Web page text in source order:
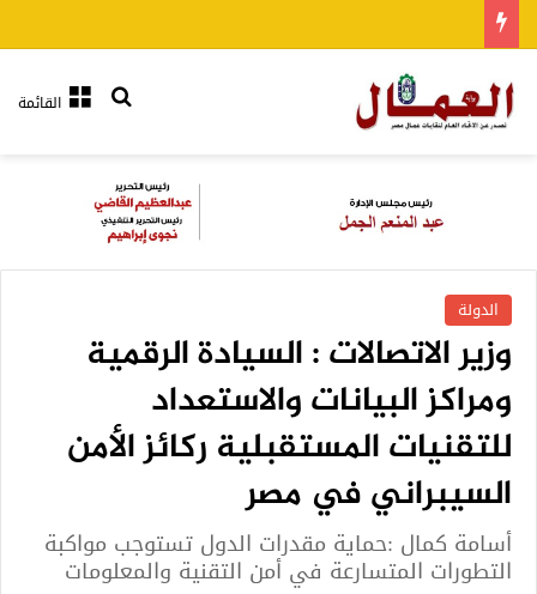
القائمةبحث عن
الدولة
وزير الاتصالات : السيادة الرقمية
ومراكز البيانات والاستعداد
للتقنيات المستقبلية ركائز الأمن
السيبراني في مصر
أسامة كمال :حماية مقدرات الدول تستوجب مواكبة
التطورات المتسارعة في أمن التقنية والمعلومات